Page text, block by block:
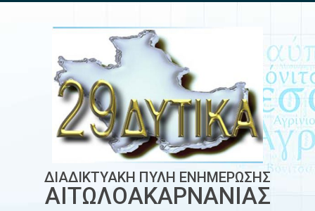
ΔΙΑΔΙΚΤΥΑΚΗ ΠΥΛΗ ΕΝΗΜΕΡΩΣΗΣ
ΑΙΤΩΛΟΑΚΑΡΝΑΝΙΑΣ